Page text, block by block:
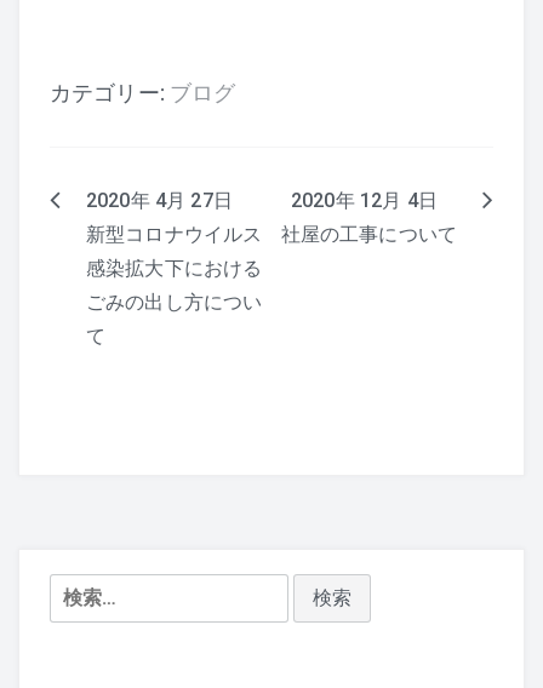
e
o
k
er
カテゴリー: ブログ
投
ン
2020年 4月 27日
新型コロナウイルス
感染拡大下における
ごみの出し方につい
て
2020年 12月 4日
社屋の工事について
検
索: